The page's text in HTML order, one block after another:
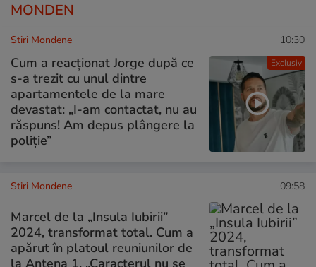
MONDEN
Exclusiv
Stiri Mondene 10:30
Cum a reacționat Jorge după ce
s-a trezit cu unul dintre
apartamentele de la mare
devastat: „I-am contactat, nu au
răspuns! Am depus plângere la
poliție”
Stiri Mondene 09:58
Marcel de la „Insula Iubirii”
2024, transformat total. Cum a
apărut în platoul reuniunilor de
la Antena 1. „Caracterul nu se